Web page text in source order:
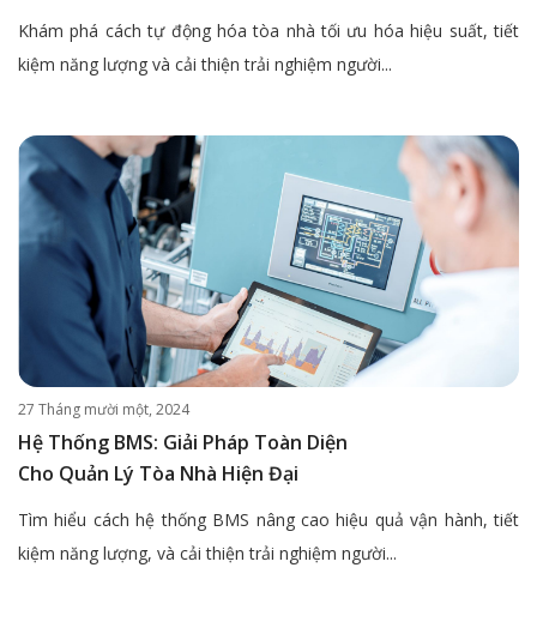
Khám phá cách tự động hóa tòa nhà tối ưu hóa hiệu suất, tiết
kiệm năng lượng và cải thiện trải nghiệm người...
27 Tháng mười một, 2024
Hệ Thống BMS: Giải Pháp Toàn Diện
Cho Quản Lý Tòa Nhà Hiện Đại
Tìm hiểu cách hệ thống BMS nâng cao hiệu quả vận hành, tiết
kiệm năng lượng, và cải thiện trải nghiệm người...